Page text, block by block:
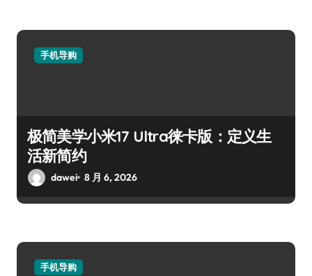
手机导购
极简美学小米17 Ultra徕卡版：定义生
活新简约
dawei 8 月 6, 2026
手机导购